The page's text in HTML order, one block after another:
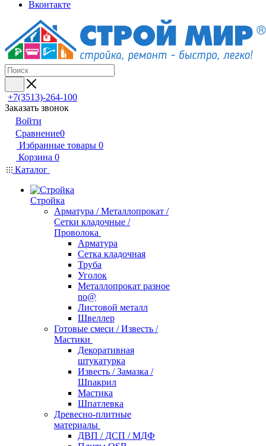
Вконтакте
+7(3513)-264-100
Заказать звонок
Войти
Сравнение0
Избранные товары 0
Корзина 0
Каталог
Стройка
Арматура / Металлопрокат /
Сетки кладочные /
Проволока
Арматура
Сетка кладочная
Труба
Уголок
Металлопрокат разное
no@
Листовой металл
Швеллер
Готовые смеси / Известь /
Мастики
Декоративная
штукатурка
Известь / Замазка /
Шпакрил
Мастика
Шпатлевка
Древесно-плитные
материалы
ДВП / ДСП / МДФ